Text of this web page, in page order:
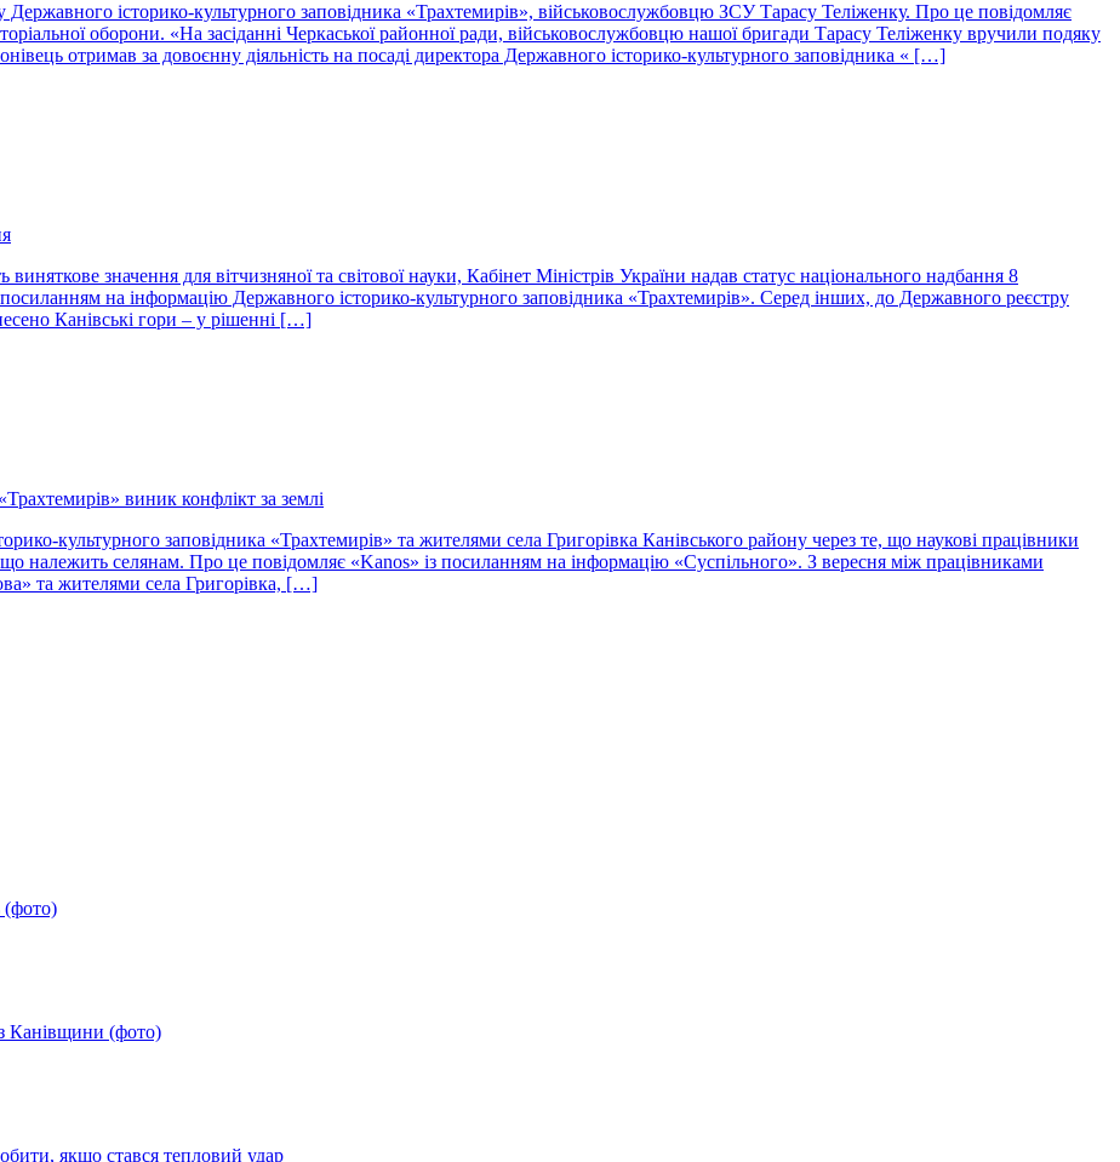
Державного історико-культурного заповідника «Трахтемирів», військовослужбовцю ЗСУ Тарасу Теліженку. Про це повідомляє
оборони. «На засіданні Черкаської районної ради, військовослужбовцю нашої бригади Тарасу Теліженку вручили подяку
отримав за довоєнну діяльність на посаді директора Державного історико-культурного заповідника « […]
значення для вітчизняної та світової науки, Кабінет Міністрів України надав статус національного надбання 8
на інформацію Державного історико-культурного заповідника «Трахтемирів». Серед інших, до Державного реєстру
Канівські гори – у рішенні […]
виник конфлікт за землі
культурного заповідника «Трахтемирів» та жителями села Григорівка Канівського району через те, що наукові працівники
належить селянам. Про це повідомляє «Kanos» із посиланням на інформацію «Суспільного». З вересня між працівниками
та жителями села Григорівка, […]
(фото)
Канівщини (фото)
якщо стався тепловий удар